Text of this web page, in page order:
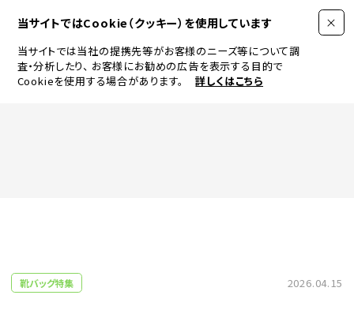
当サイトではCookie（クッキー）を使用しています
当サイトでは当社の提携先等がお客様のニーズ等について調
査・分析したり、 お客様にお勧めの広告を表示する目的で
Cookieを使用する場合があります。
詳しくはこちら
JEWELRY & WATCH
靴バッグ特集 2026.04.15